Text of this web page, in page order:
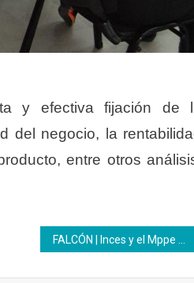
y efectiva fijación de
del negocio, la
entre otros